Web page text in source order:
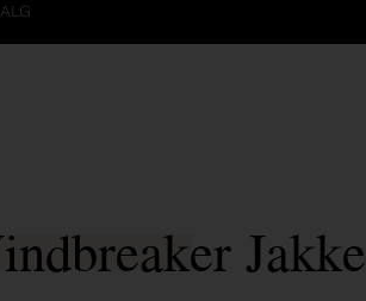
Jakke